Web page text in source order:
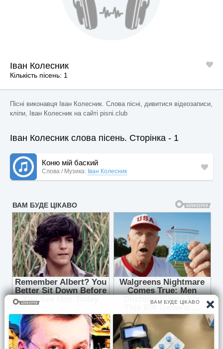
Іван Колесник
Кількість пісень: 1
Пісні виконавця Іван Колесник. Слова пісні, дивитися відеозаписи,
кліпи, Іван Колесник на сайті pisni.club
Іван Колесник слова пісень. Сторінка - 1
Коню мій баский
Слова / Музика: Іван Колесник